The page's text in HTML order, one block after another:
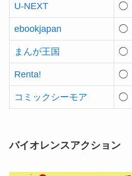
U-NEXT ◯
ebookjapan ◯
まんが王国 ◯
Renta! ◯
コミックシーモア ◯
バイオレンスアクション